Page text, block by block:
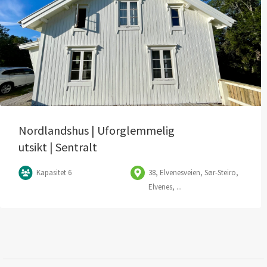
Nordlandshus | Uforglemmelig
utsikt | Sentralt
Kapasitet 6
38, Elvenesveien, Sør-Steiro,
Elvenes, ...